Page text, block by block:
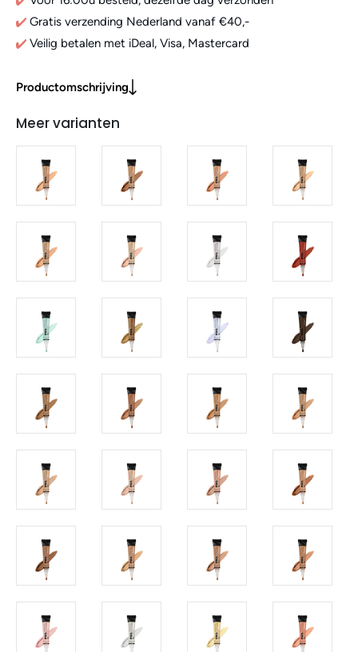
Gratis verzending Nederland vanaf €40,-
Veilig betalen met iDeal, Visa, Mastercard
Productomschrijving
Meer varianten